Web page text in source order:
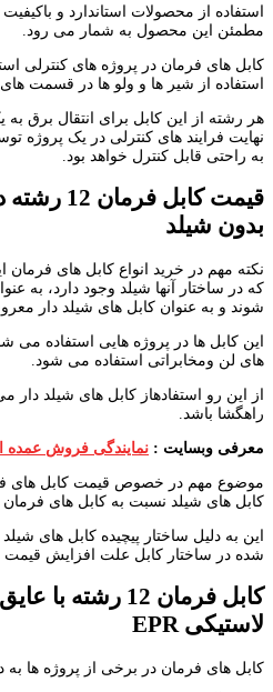
استفاده از محصولات استاندارد و
مطمئن این محصول به شمار می رود.
کابل های فرمان در پروژه های کنترلی
استفاده از شیر ها و ولو ها در قسمت
هر رشته از این کابل برای انتقال برق
نهایت فرایند های کنترلی در یک پروژه
به راحتی قابل کنترل خواهد بود.
قیمت کابل
بدون شیلد
نکته مهم در خرید انواع کابل های
که در ساختار آنها شیلد وجود دارد، به
شوند و به عنوان کابل های شیلد دار
این کابل ها در پروژه هایی استفاده می
های لن ومخابراتی استفاده می شود.
از این رو استفادهاز کابل های شیلد دار
راهگشا باشد.
معرفی وبسایت : نمایندگی فروش عمده
موضوع مهم در خصوص قیمت کابل های
کابل های شیلد نسبت به کابل های فرمان
این به دلیل ساختار پیچیده کابل های
شده در ساختار کابل علت افزایش
کابل فرمان 12 رشته با عایق و روکش
لاستیکیEPR
کابل های فرمان در برخی از پروژه ها به